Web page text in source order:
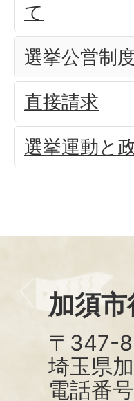
て
選挙公営制
直接請求
選挙運動と
加須
〒347-
埼玉県
電話番